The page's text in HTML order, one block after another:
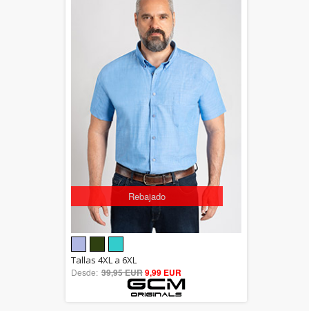
Rebajado
5.00
out of 5
Tallas 4XL a 6XL
Desde: 39,95 EUR9,99 EUR